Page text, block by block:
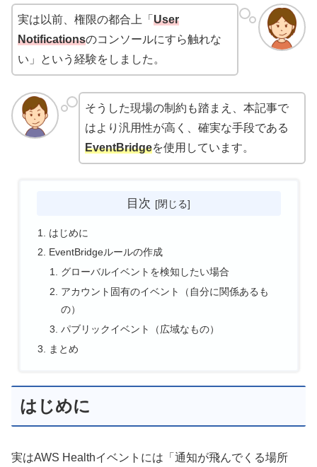
実は以前、権限の都合上「 User
Notificationsのコンソールにすら触れな
い」という経験をしました。
そうした現場の制約も踏まえ、本記事で
はより汎用性が高く、確実な手段である
EventBridgeを使用しています。
目次
はじめに
EventBridgeルールの作成
グローバルイベントを検知したい場合
アカウント固有のイベント（自分に関係あるも
の）
パブリックイベント（広域なもの）
まとめ
はじめに
実はAWS Healthイベントには「通知が飛んでくる場所